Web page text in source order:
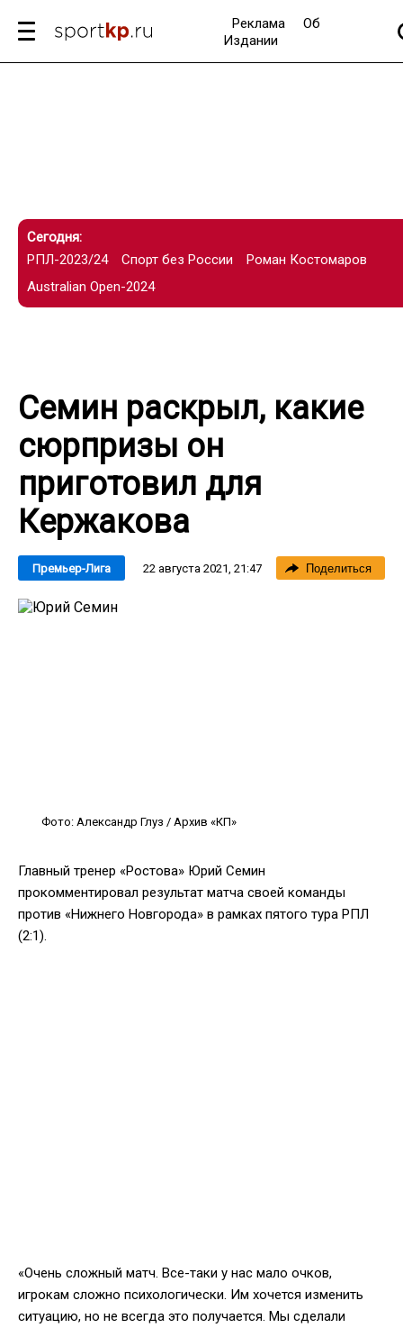
Реклама
Об
Издании
Сегодня:
РПЛ-2023/24
Спорт без России
Роман Костомаров
Australian Open-2024
Семин раскрыл, какие
сюрпризы он
приготовил для
Кержакова
Премьер-Лига 22 августа 2021, 21:47 Поделиться
Фото: Александр Глуз / Архив «КП»
Главный тренер «Ростова» Юрий Семин
прокомментировал результат матча своей команды
против «Нижнего Новгорода» в рамках пятого тура РПЛ
(2:1).
«Очень сложный матч. Все-таки у нас мало очков,
игрокам сложно психологически. Им хочется изменить
ситуацию, но не всегда это получается. Мы сделали